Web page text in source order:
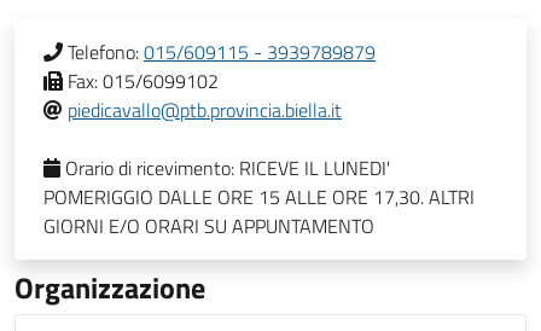
Telefono:015/609115 - 3939789879
Fax:015/6099102
piedicavallo@ptb.provincia.biella.it
Orario di ricevimento: RICEVE IL LUNEDI'
POMERIGGIO DALLE ORE 15 ALLE ORE 17,30. ALTRI
GIORNI E/O ORARI SU APPUNTAMENTO
Organizzazione